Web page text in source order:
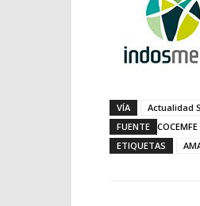
VÍA
Actualidad
FUENTE COCEMFE
ETIQUETAS